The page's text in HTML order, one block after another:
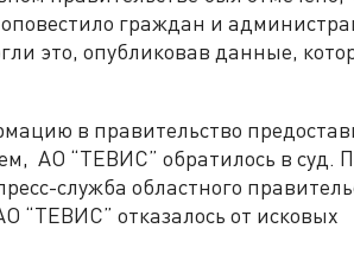
граждан и
это, опубликовав данные,
в правительство
АО “ТЕВИС” обратилось в суд.
служба областного
“ТЕВИС” отказалось от исковых